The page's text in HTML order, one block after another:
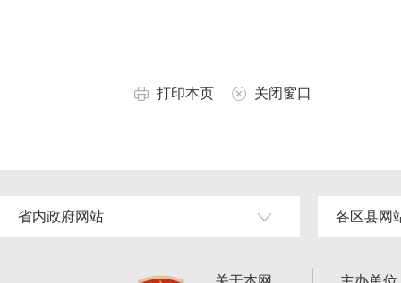
打印本页 关闭窗口
省内政府网站 各区县网